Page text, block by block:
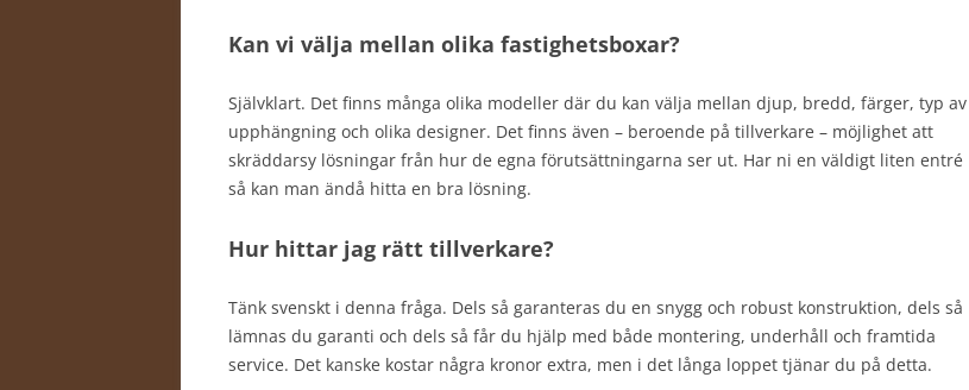
Kan vi välja mellan olika fastighetsboxar?
Självklart. Det finns många olika modeller där du kan välja mellan djup, bredd, färger, typ av
upphängning och olika designer. Det finns även – beroende på tillverkare – möjlighet att
skräddarsy lösningar från hur de egna förutsättningarna ser ut. Har ni en väldigt liten entré
så kan man ändå hitta en bra lösning.
Hur hittar jag rätt tillverkare?
Tänk svenskt i denna fråga. Dels så garanteras du en snygg och robust konstruktion, dels så
lämnas du garanti och dels så får du hjälp med både montering, underhåll och framtida
service. Det kanske kostar några kronor extra, men i det långa loppet tjänar du på detta.